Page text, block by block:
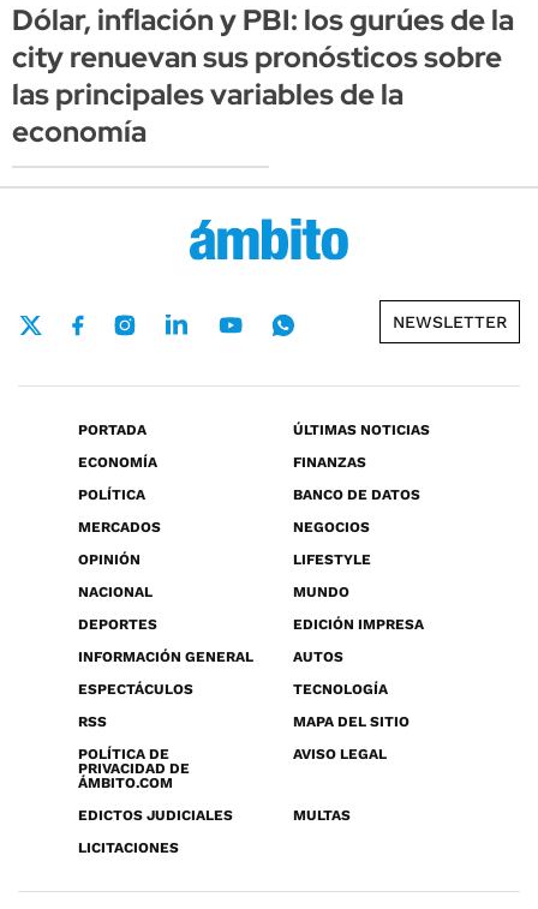
Dólar, inflación y PBI: los gurúes de la
city renuevan sus pronósticos sobre
las principales variables de la
economía
NEWSLETTER
PORTADA
ÚLTIMAS NOTICIAS
ECONOMÍA
FINANZAS
POLÍTICA
BANCO DE DATOS
MERCADOS
NEGOCIOS
OPINIÓN
LIFESTYLE
NACIONAL
MUNDO
DEPORTES
EDICIÓN IMPRESA
INFORMACIÓN GENERAL
AUTOS
ESPECTÁCULOS
TECNOLOGÍA
RSS
MAPA DEL SITIO
POLÍTICA DE
PRIVACIDAD DE
ÁMBITO.COM
AVISO LEGAL
EDICTOS JUDICIALES
MULTAS
LICITACIONES